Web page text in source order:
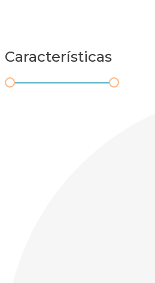
Características